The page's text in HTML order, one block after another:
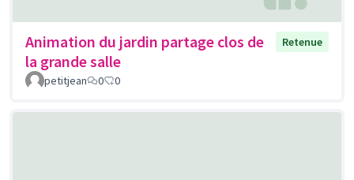
Animation du jardin partage clos de
la grande salle
Retenue
petitjean 0 0